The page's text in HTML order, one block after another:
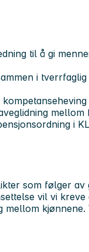
til å gi
i
mellom
i
som følger
vil vi kreve
mellom